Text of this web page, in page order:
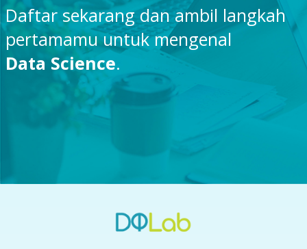
Daftar sekarang dan ambil langkah
pertamamu untuk mengenal
Data Science.